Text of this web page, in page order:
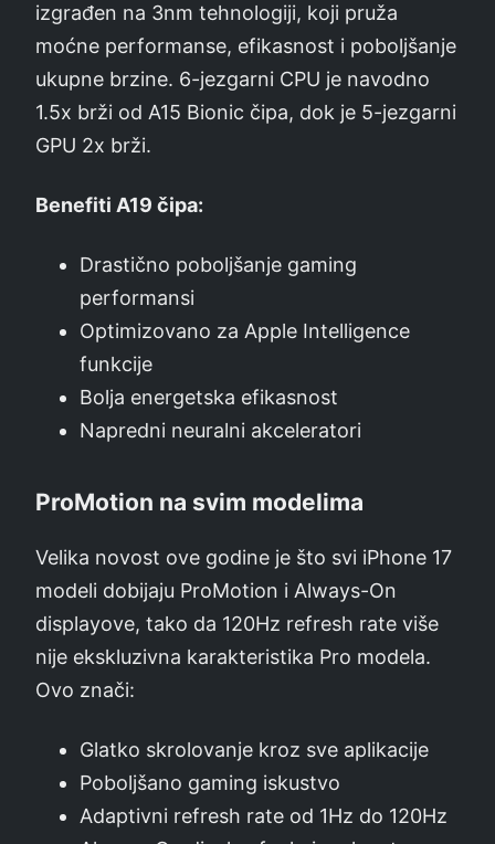
izgrađen na 3nm tehnologiji, koji pruža
moćne performanse, efikasnost i poboljšanje
ukupne brzine. 6-jezgarni CPU je navodno
1.5x brži od A15 Bionic čipa, dok je 5-jezgarni
GPU 2x brži.
Benefiti A19 čipa:
Drastično poboljšanje gaming
performansi
Optimizovano za Apple Intelligence
funkcije
Bolja energetska efikasnost
Napredni neuralni akceleratori
ProMotion na svim modelima
Velika novost ove godine je što svi iPhone 17
modeli dobijaju ProMotion i Always-On
displayove, tako da 120Hz refresh rate više
nije ekskluzivna karakteristika Pro modela.
Ovo znači:
Glatko skrolovanje kroz sve aplikacije
Poboljšano gaming iskustvo
Adaptivni refresh rate od 1Hz do 120Hz